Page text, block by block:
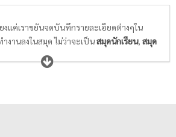
แค่เราขยันจดบันทึกรายละเอียดต่างๆใน
งานลงในสมุด ไม่ว่าจะเป็นสมุดนักเรียน, สมุด
สมุดบันทึก
งที่สำคัญหรือวาดภาพของสิ่งที่ต้องการจดจำ